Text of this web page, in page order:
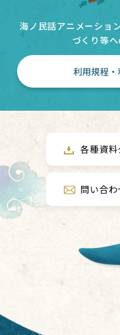
海ノ民話アニメーショ
づくり等
利用規程
各種資料
問い合